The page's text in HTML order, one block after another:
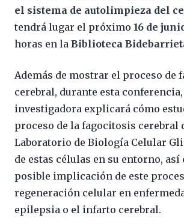
el sistema de autolimpieza del
tendrá lugar el próximo 16 de
horas en la Biblioteca
Además de mostrar el proceso de
cerebral, durante esta
investigadora explicará cómo
proceso de la fagocitosis cerebral
Laboratorio de Biología Celular
de estas células en su entorno, así
posible implicación de este
regeneración celular en
epilepsia o el infarto cerebral.